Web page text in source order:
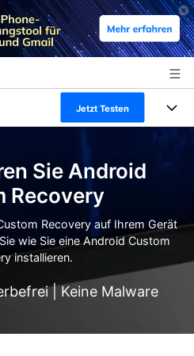
Jetzt Testen
Lösungen
Sie Android
Recovery
Recovery auf Ihrem Gerät
wie Sie eine Android Custom
installieren.
| Keine Malware